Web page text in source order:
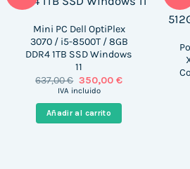
Mini PC Dell OptiPlex
3070 / i5-8500T / 8GB
DDR4 1TB SSD Windows
11
637,00€ El
precio
era:
637,00 €.
350,00 €El
es:
350,00 €.
IVA incluido
Añadir al carrito